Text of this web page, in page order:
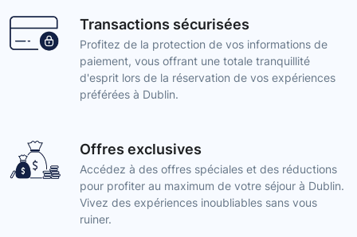
Transactions sécurisées
Profitez de la protection de vos informations de
paiement, vous offrant une totale tranquillité
d'esprit lors de la réservation de vos expériences
préférées à Dublin.
Offres exclusives
Accédez à des offres spéciales et des réductions
pour profiter au maximum de votre séjour à Dublin.
Vivez des expériences inoubliables sans vous
ruiner.